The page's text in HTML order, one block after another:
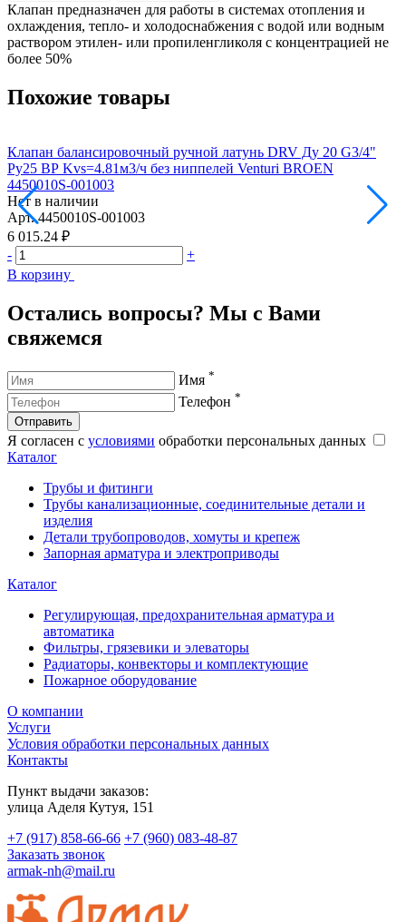
Клапан предназначен для работы в системах отопления и
охлаждения, тепло- и холодоснабжения с водой или водным
раствором этилен- или пропиленгликоля с концентрацией не
более 50%
Похожие товары
Клапан балансировочный ручной латунь DRV Ду 20 G3/4"
Ру25 ВР Kvs=4.81м3/ч без ниппелей Venturi BROEN
4450010S-001003
Нет в наличии
Арт. 4450010S-001003
6 015.24 ₽
-
+
В корзину
Остались вопросы? Мы с Вами
свяжемся
Имя *
Телефон *
Отправить
Я согласен с условиями обработки персональных данных
Каталог
Трубы и фитинги
Трубы канализационные, соединительные детали и
изделия
Детали трубопроводов, хомуты и крепеж
Запорная арматура и электроприводы
Каталог
Регулирующая, предохранительная арматура и
автоматика
Фильтры, грязевики и элеваторы
Радиаторы, конвекторы и комплектующие
Пожарное оборудование
О компании
Услуги
Условия обработки персональных данных
Контакты
Пункт выдачи заказов:
​улица Аделя Кутуя, 151
+7 (917) 858-66-66 +7 (960) 083-48-87
Заказать звонок
armak-nh@mail.ru